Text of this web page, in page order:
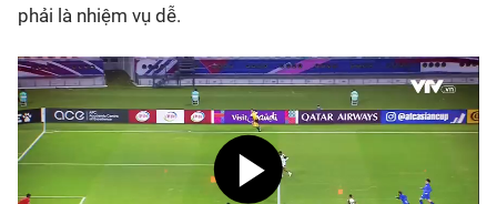
Bên lề
phải là nhiệm vụ dễ.